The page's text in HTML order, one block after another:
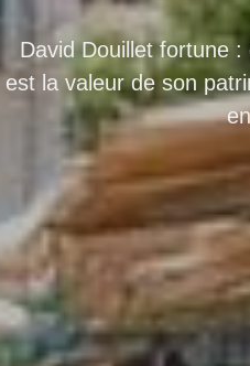
David Douillet fortune :
est la valeur de son